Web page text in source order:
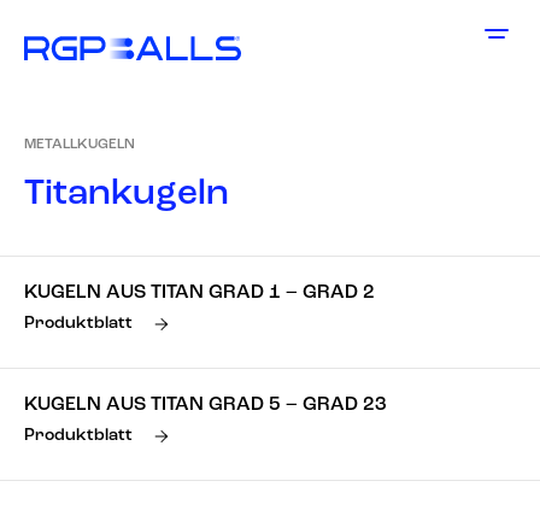
METALLKUGELN
Titankugeln
KUGELN AUS TITAN GRAD 1 – GRAD 2
Produktblatt
KUGELN AUS TITAN GRAD 5 – GRAD 23
Produktblatt